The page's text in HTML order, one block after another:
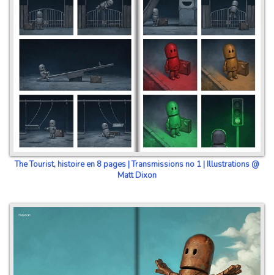
The Tourist, histoire en 8 pages | Transmissions no 1 | Illustrations @
Matt Dixon